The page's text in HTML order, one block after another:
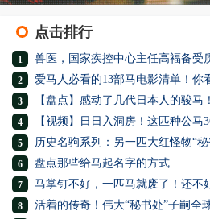
点击排行
1 兽医，国家疾控中心主任高福备受
2 爱马人必看的13部马电影清单！你
3 【盘点】感动了几代日本人的骏马！
4 【视频】日日入洞房！这匹种公马
5 历史名驹系列：另一匹大红怪物“秘
6 盘点那些给马起名字的方式
7 马掌钉不好，一匹马就废了！还不
8 活着的传奇！伟大“秘书处”子嗣全